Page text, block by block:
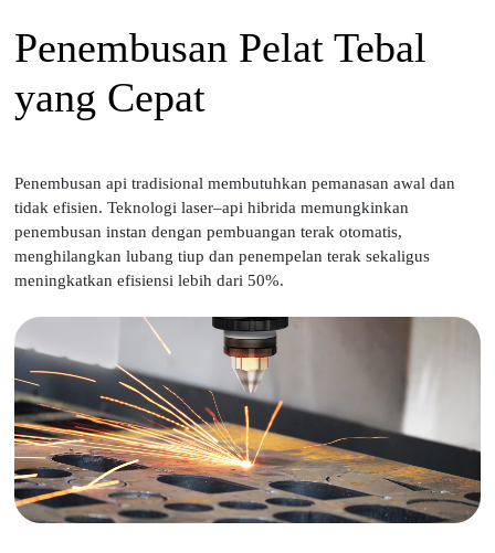
Penembusan Pelat Tebal
yang Cepat
Penembusan api tradisional membutuhkan pemanasan awal dan
tidak efisien. Teknologi laser–api hibrida memungkinkan
penembusan instan dengan pembuangan terak otomatis,
menghilangkan lubang tiup dan penempelan terak sekaligus
meningkatkan efisiensi lebih dari 50%.